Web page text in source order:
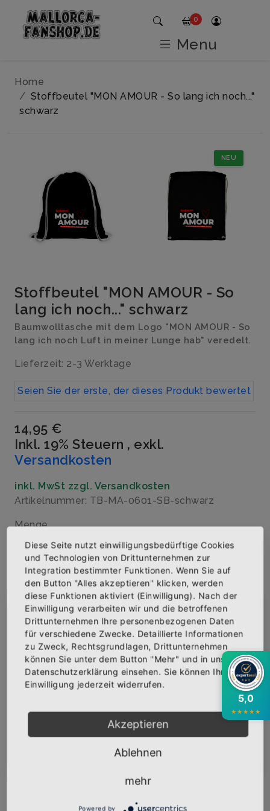
Home
Stoffbeutel "MON AMOUR - So lang ich noch..."
schwarz
NEU
Stoffbeutel "MON AMOUR - So
lang ich noch..." schwarz
Baumwolltasche mit dem Logo "MON AMOUR - So
lang ich noch Luft in meiner Lunge hab" veredelt.
Lieferzeit: 2-3 Werktage
Seien Sie der erste, der dieses Produkt bewertet
14,95 €
Inkl. 19% Steuern , exkl.
Versandkosten
inkl. MwSt zzgl. Versandkosten
Artikelnummer: TB-MA-0601-SB-schwarz
Menge
IN DEN WARENKORB
AUF DIE WUNSCHLISTE
BESCHREIBUNG INFOS BEWERTUNGEN
Baumwolltasche mit dem Logo "MON
AMOUR - So lang ich noch Luft in meiner
Lunge hab" veredelt.
Abonniere jetzt unseren Newsletter
Bekomme die aktuellsten News über neue
Produkte und zudem einen 10% Gutschein für
deine nächste Bestellung.
Abonnieren
0
Menu
5,0
★★★★★
Diese Seite nutzt einwilligungsbedürftige Cookies
und Technologien von Drittunternehmen zur
Integration bestimmter Funktionen. Wenn Sie auf
den Button "Alles akzeptieren" klicken, werden
diese Funktionen aktiviert (Einwilligung). Nach der
Einwilligung verarbeiten wir und die betroffenen
Drittunternehmen Ihre personenbezogenen Daten
für verschiedene Zwecke. Detaillierte Informationen
zu Zweck, Rechtsgrundlagen, Drittunternehmen
können Sie unter dem Button "Mehr" und in unserer
Datenschutzerklärung einsehen. Sie können Ihre
Einwilligung jederzeit widerrufen.
Akzeptieren
Ablehnen
mehr
Powered by